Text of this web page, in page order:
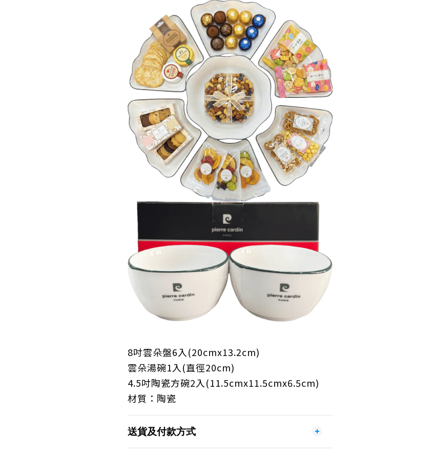
8吋雲朵盤6入 (20cmx13.2cm)
雲朵湯碗1入 (直徑20cm)
4.5吋陶瓷方碗2入 (11.5cmx11.5cmx6.5cm)
材質：陶瓷
送貨及付款方式